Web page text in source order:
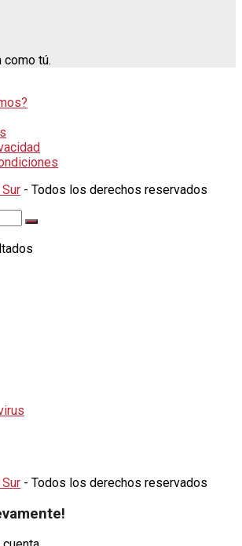
tú.
- Todos los derechos reservados
- Todos los derechos reservados